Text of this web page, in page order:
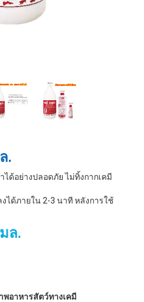
.
ด้อย่างปลอดภัย ไม่ทิ้งกากเคมี
ได้ภายใน 2-3 นาที หลังการใช้
ล.
อาหารสัตว์ทางเคมี